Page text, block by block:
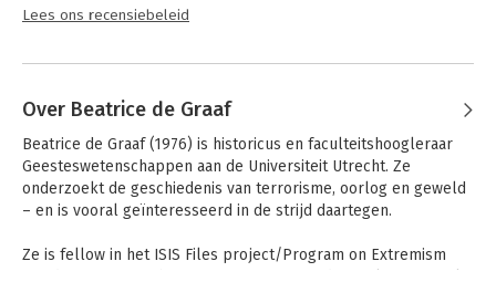
Lees ons recensiebeleid
Over Beatrice de Graaf
Beatrice de Graaf (1976) is historicus en faculteitshoogleraar
Geesteswetenschappen aan de Universiteit Utrecht. Ze
onderzoekt de geschiedenis van terrorisme, oorlog en geweld
– en is vooral geïnteresseerd in de strijd daartegen.
Ze is fellow in het ISIS Files project/Program on Extremism